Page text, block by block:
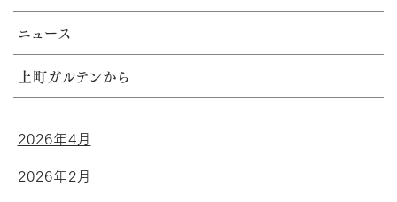
ニュース
上町ガルテンから
2026年4月
2026年2月